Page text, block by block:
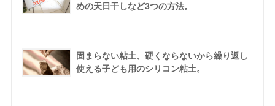
めの天日干しなど3つの方法。
固まらない粘土、硬くならないから繰り返し
使える子ども用のシリコン粘土。